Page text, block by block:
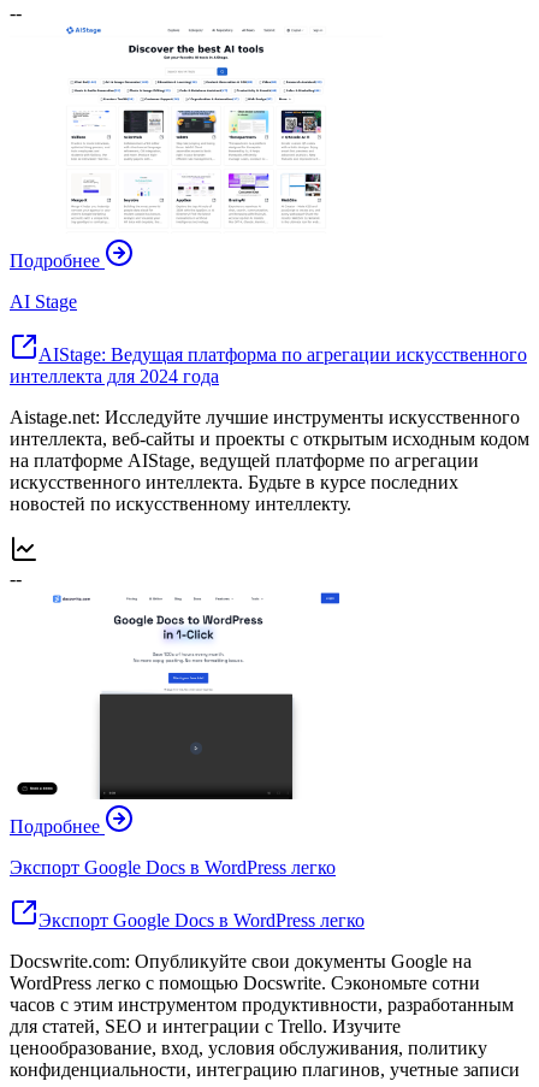
--
Подробнее
AI Stage
AIStage: Ведущая платформа по агрегации искусственного
интеллекта для 2024 года
Aistage.net: Исследуйте лучшие инструменты искусственного
интеллекта, веб-сайты и проекты с открытым исходным кодом
на платформе AIStage, ведущей платформе по агрегации
искусственного интеллекта. Будьте в курсе последних
новостей по искусственному интеллекту.
--
Подробнее
Экспорт Google Docs в WordPress легко
Экспорт Google Docs в WordPress легко
Docswrite.com: Опубликуйте свои документы Google на
WordPress легко с помощью Docswrite. Сэкономьте сотни
часов с этим инструментом продуктивности, разработанным
для статей, SEO и интеграции с Trello. Изучите
ценообразование, вход, условия обслуживания, политику
конфиденциальности, интеграцию плагинов, учетные записи